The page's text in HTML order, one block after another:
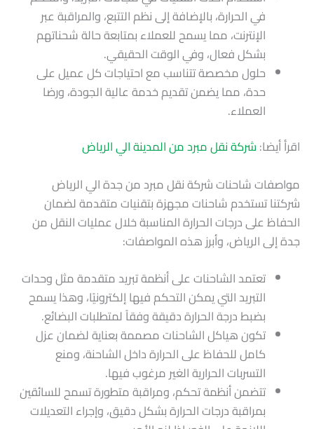
في الحرارة، بالإضافة إلى نظم التتبع، والمراقبة عبر
الإنترنت، مما يسمح للعملاء بمتابعة حالة شحناتهم
بشكل فعال، وفي الوقت الحقيقي.
حلول مخصصة تتناسب مع احتياجات كل عميل على
حدة، مما يضمن تقديم خدمة عالية الجودة، ورضا
العملاء.
اقرأ أيضا: شركة نقل مبرد من المدينة الي الرياض
مواصفات شاحنات شركة نقل مبرد من جدة الي الرياض
شركتنا تستخدم شاحنات مجهزة بتقنيات متقدمة لضمان
الحفاظ على درجات الحرارة المناسبة خلال عمليات النقل من
جدة إلى الرياض، وأبرز هذه المواصفات:
تعتمد الشاحنات على أنظمة تبريد متقدمة مثل وحدات
التبريد التي يمكن التحكم فيها إلكترونيًا، وهذا يسمح
بضبط درجة الحرارة دقيقة وفقاً لمتطلبات البضائع.
تكون هياكل الشاحنات مصممة بعناية لضمان عزل
كامل للحفاظ على الحرارة داخل الشاحنة، ومنع
التسربات الحرارية الغير مرغوب فيها.
تتضمن أنظمة تحكم، ومراقبة متطورة تسمح للسائقين
بمراقبة درجات الحرارة بشكل دقيق، وإجراء التعديلات